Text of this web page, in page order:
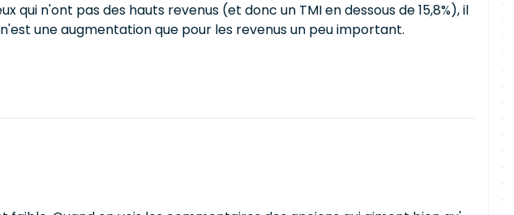
qui n'ont pas des hauts revenus (et donc un TMI en dessous de 15,8%), il
une augmentation que pour les revenus un peu important.